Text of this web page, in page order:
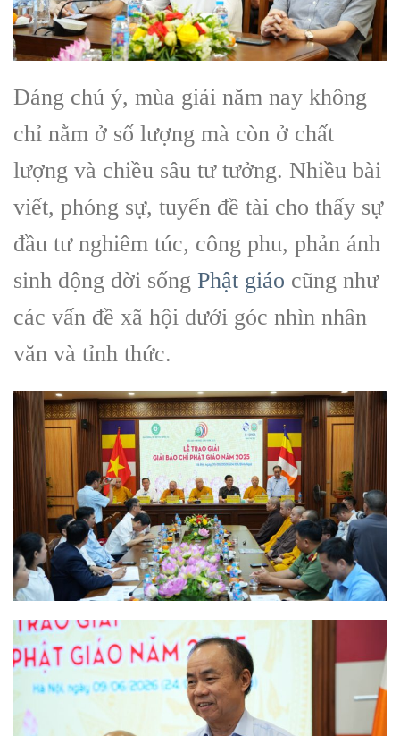
Đáng chú ý, mùa giải năm nay không
chỉ nằm ở số lượng mà còn ở chất
lượng và chiều sâu tư tưởng. Nhiều bài
viết, phóng sự, tuyến đề tài cho thấy sự
đầu tư nghiêm túc, công phu, phản ánh
sinh động đời sống Phật giáo cũng như
các vấn đề xã hội dưới góc nhìn nhân
văn và tỉnh thức.